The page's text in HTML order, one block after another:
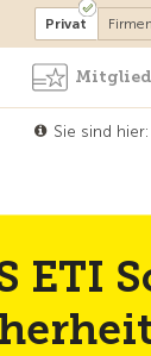
werden
Privat Firmen
Sie sind hier:
ETI